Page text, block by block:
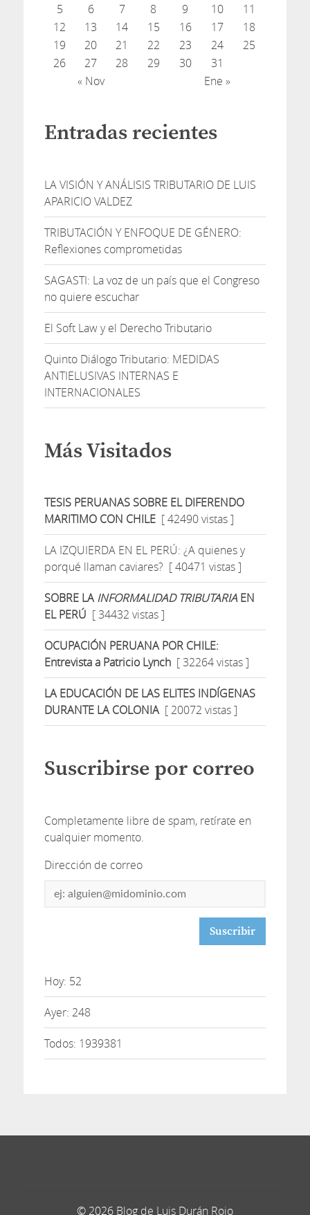
« Nov Ene »
5
6 7 8 9 10
11
12
13 14 15 16 17
18
19
20 21 22 23 24
25
26
27 28 29 30 31
Entradas recientes
LA VISIÓN Y ANÁLISIS TRIBUTARIO DE LUIS
APARICIO VALDEZ
TRIBUTACIÓN Y ENFOQUE DE GÉNERO:
Reflexiones comprometidas
SAGASTI: La voz de un país que el Congreso
no quiere escuchar
El Soft Law y el Derecho Tributario
Quinto Diálogo Tributario: MEDIDAS
ANTIELUSIVAS INTERNAS E
INTERNACIONALES
Más Visitados
TESIS PERUANAS SOBRE EL DIFERENDO
MARITIMO CON CHILE[ 42490 vistas ]
LA IZQUIERDA EN EL PERÚ: ¿A quienes y
porqué llaman caviares? [ 40471 vistas ]
SOBRE LAINFORMALIDAD TRIBUTARIAEN
EL PERÚ [ 34432 vistas ]
OCUPACIÓN PERUANA POR CHILE:
Entrevista a Patricio Lynch[ 32264 vistas ]
LA EDUCACIÓN DE LAS ELITES INDÍGENAS
DURANTE LA COLONIA[ 20072 vistas ]
Suscribirse por correo
Completamente libre de spam, retírate en
cualquier momento.
Dirección de correo
Dirección
Hoy: 52
Ayer: 248
Todos: 1939381
© 2026 Blog de Luis Durán Rojo